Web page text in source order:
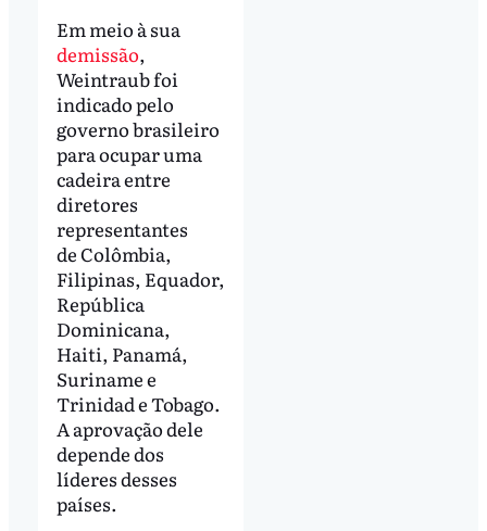
Em meio à sua
demissão,
Weintraub foi
indicado pelo
governo brasileiro
para ocupar uma
cadeira entre
diretores
representantes
de Colômbia,
Filipinas, Equador,
República
Dominicana,
Haiti, Panamá,
Suriname e
Trinidad e Tobago.
A aprovação dele
depende dos
líderes desses
países.